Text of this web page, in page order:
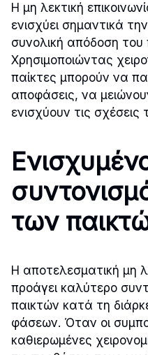
Η μη λεκτική
ενισχύει σημαντικά
συνολική απόδοση του
Χρησιμοποιώντας
παίκτες μπορούν να
αποφάσεις, να
ενισχύουν τις
των
Η αποτελεσματική μη
προάγει καλύτερο
παικτών κατά τη
φάσεων. Όταν οι
καθιερωμένες